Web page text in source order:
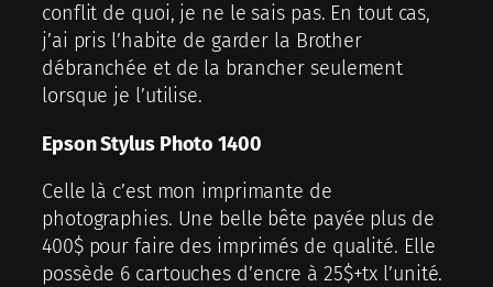
conflit de quoi, je ne le sais pas. En tout cas,
j’ai pris l’habite de garder la Brother
débranchée et de la brancher seulement
lorsque je l’utilise.
Epson Stylus Photo 1400
Celle là c’est mon imprimante de
photographies. Une belle bête payée plus de
400$ pour faire des imprimés de qualité. Elle
possède 6 cartouches d’encre à 25$+tx l’unité.